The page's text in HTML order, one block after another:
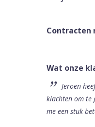
Contracten
Wat onze
Jeroen
klachten om te
me een stuk